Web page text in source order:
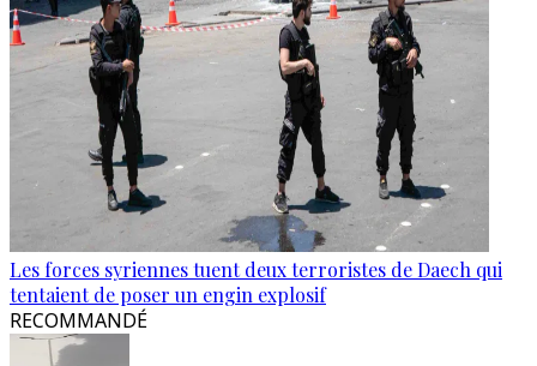
Les forces syriennes tuent deux terroristes de Daech qui
tentaient de poser un engin explosif
RECOMMANDÉ